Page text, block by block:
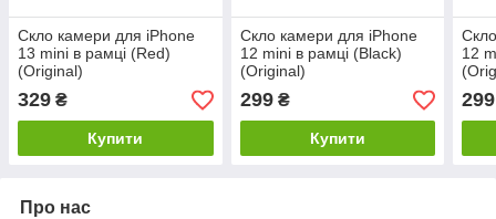
Скло камери для iPhone
13 mini в рамці (Red)
(Original)
329 ₴
Купити
Скло камери для iPhone
12 mini в рамці (Black)
(Original)
299₴
Купити
12
299
Про нас